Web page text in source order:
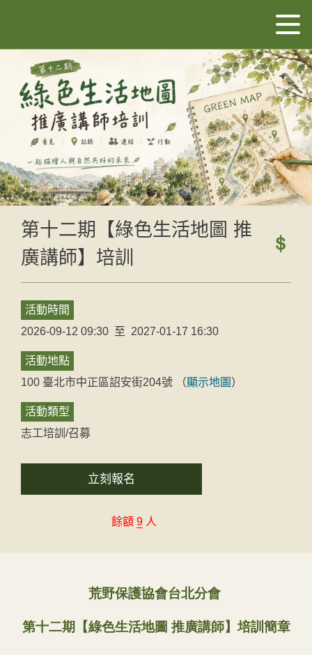
第十二期【綠色生活地圖 推
廣講師】培訓
活動時間
2026-09-12 09:30 至 2027-01-17 16:30
活動地點
100 臺北市中正區詔安街204號 （顯示地圖 ）
活動類型
志工培訓/召募
立刻報名
餘額 9 人
荒野保護協會台北分會
第十二期【綠色生活地圖 推廣講師】培訓簡章